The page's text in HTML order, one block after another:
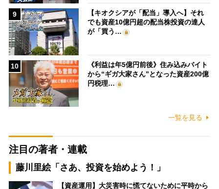
9
【キオクシアが「配当」導入へ】それ
でも資産10億円超の配当株投資の達人
が「買う…
10
《利益は年5億円前後》住み込みバイト
から“ギガ大家さん”となった資産200億
円税理…
一覧を見る
注目の著者・連載
藤川里絵「さあ、投資を始めよう！」
【資産運用】大災害時に慌てないために平時から